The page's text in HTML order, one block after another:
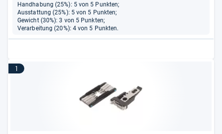
Handhabung (25%): 5 von 5 Punkten;
Ausstattung (25%): 5 von 5 Punkten;
Gewicht (30%): 3 von 5 Punkten;
Verarbeitung (20%): 4 von 5 Punkten.
1